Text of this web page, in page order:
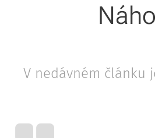
V nedávném článku